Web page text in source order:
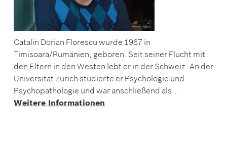
Catalin Dorian Florescu wurde 1967 in
Timisoara/Rumänien, geboren. Seit seiner Flucht mit
den Eltern in den Westen lebt er in der Schweiz. An der
Universität Zürich studierte er Psychologie und
Psychopathologie und war anschließend als...
Weitere Informationen